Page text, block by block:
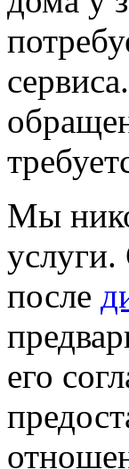
Мы
услуги.
после
его